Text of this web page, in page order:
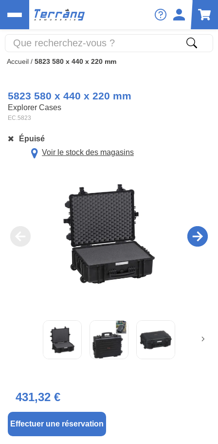
Accueil / 5823 580 x 440 x 220 mm
5823 580 x 440 x 220 mm
Explorer Cases
EC.5823
Épuisé
Voir le stock des magasins
431,32 €
Effectuer une réservation